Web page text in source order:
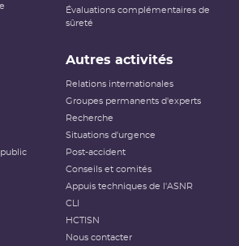
Accident / Événement grave
danger,complication ou séquelle
Décès / 1 patient
Décès / 2 à 10 patients
a été élaborée en juillet 2007 par
avec la Société française de
SFRO et la Société française de
Évaluations complémentaires de
sûreté
Autres activités
Relations internationales
Groupes permanents d'experts
Recherche
Situations d'urgence
Post-accident
Conseils et comités
Appuis techniques de l'ASNR
CLI
HCTISN
Nous contacter